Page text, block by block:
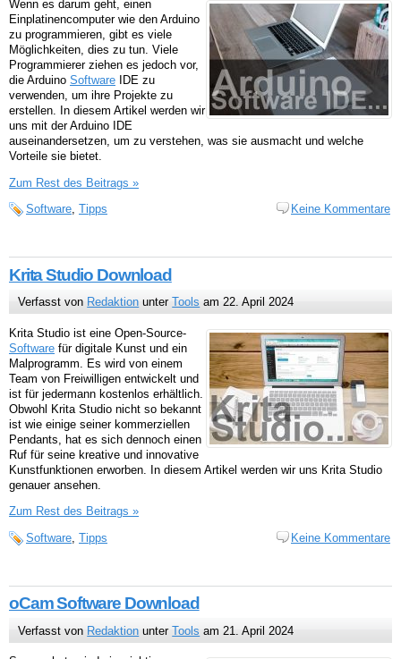
Wenn es darum geht, einen
Einplatinencomputer wie den Arduino
zu programmieren, gibt es viele
Möglichkeiten, dies zu tun. Viele
Programmierer ziehen es jedoch vor,
die Arduino Software IDE zu
verwenden, um ihre Projekte zu
erstellen. In diesem Artikel werden wir
uns mit der Arduino IDE
auseinandersetzen, um zu verstehen, was sie ausmacht und welche
Vorteile sie bietet.
Zum Rest des Beitrags »
Software, Tipps Keine Kommentare
Krita Studio Download
Verfasst von Redaktion unterTools am 22. April 2024
Krita Studio ist eine Open-Source-
Software für digitale Kunst und ein
Malprogramm. Es wird von einem
Team von Freiwilligen entwickelt und
ist für jedermann kostenlos erhältlich.
Obwohl Krita Studio nicht so bekannt
ist wie einige seiner kommerziellen
Pendants, hat es sich dennoch einen
Ruf für seine kreative und innovative
Kunstfunktionen erworben. In diesem Artikel werden wir uns Krita Studio
genauer ansehen.
Zum Rest des Beitrags »
Software, Tipps Keine Kommentare
oCam Software Download
Verfasst von Redaktion unterTools am 21. April 2024